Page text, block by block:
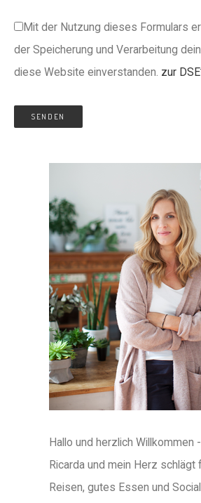
Mit der Nutzung dieses Formulars
der Speicherung und Verarbeitung
diese Website einverstanden. zur
Hallo und herzlich Willkommen
Ricarda und mein Herz schlägt
Reisen, gutes Essen und